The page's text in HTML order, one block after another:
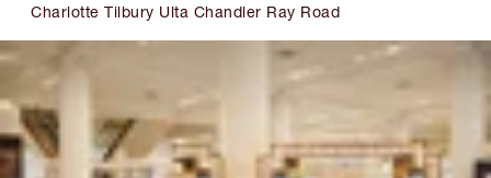
Charlotte Tilbury Ulta Chandler Ray Road